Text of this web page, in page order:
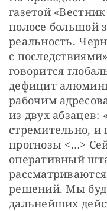
газетой
полосе большой
реальность.
с
говорится
дефицит
рабочим
из двух абзацев:
стремительно, и
прогнозы <…>
оперативный
решений. Мы
дальнейших